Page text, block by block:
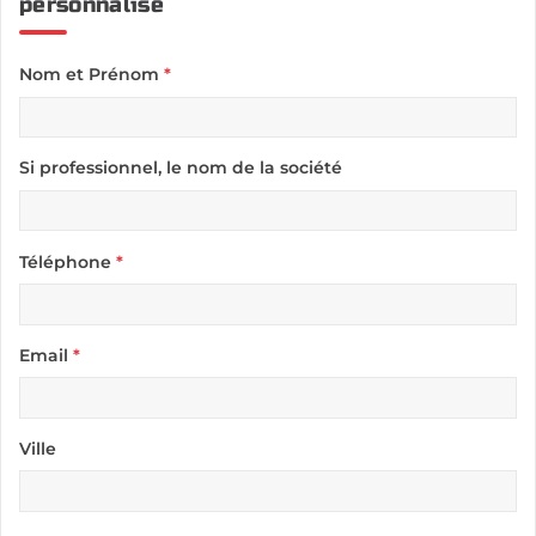
Nom et Prénom *
Si professionnel, le nom de la société
Téléphone*
Email *
Ville